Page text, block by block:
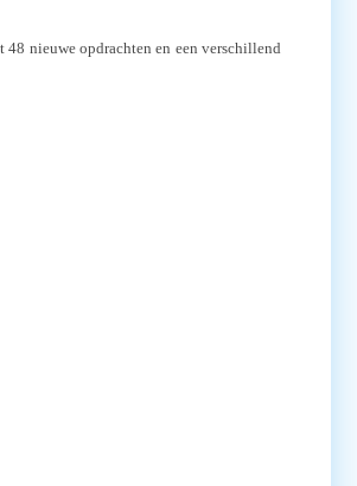
nieuwe opdrachten en een verschillend